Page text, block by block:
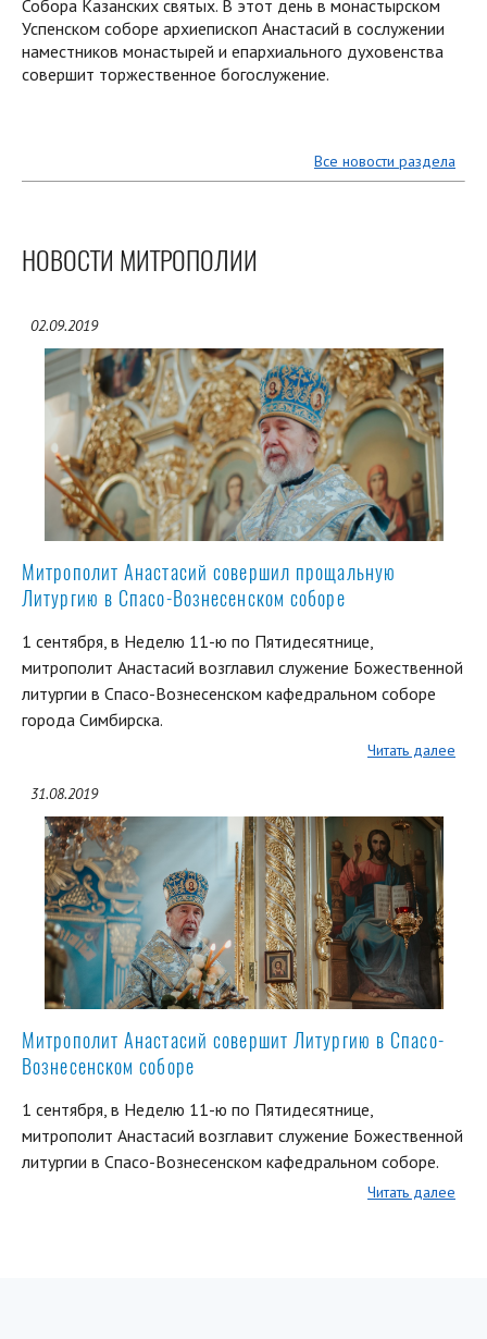
Собора Казанских святых. В этот день в монастырском
Успенском соборе архиепископ Анастасий в сослужении
наместников монастырей и епархиального духовенства
совершит торжественное богослужение.
Все новости раздела
НОВОСТИ МИТРОПОЛИИ
02.09.2019
Митрополит Анастасий совершил прощальную
Литургию в Спасо-Вознесенском соборе
1 сентября, в Неделю 11-ю по Пятидесятнице,
митрополит Анастасий возглавил служение Божественной
литургии в Спасо-Вознесенском кафедральном соборе
города Симбирска.
Читать далее
31.08.2019
Митрополит Анастасий совершит Литургию в Спасо-
Вознесенском соборе
1 сентября, в Неделю 11-ю по Пятидесятнице,
митрополит Анастасий возглавит служение Божественной
литургии в Спасо-Вознесенском кафедральном соборе.
Читать далее